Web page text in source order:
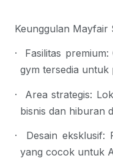
Keunggulan Mayfair
· Fasilitas premium:
gym tersedia untuk
· Area strategis:
bisnis dan hiburan
· Desain eksklusif:
yang cocok untuk